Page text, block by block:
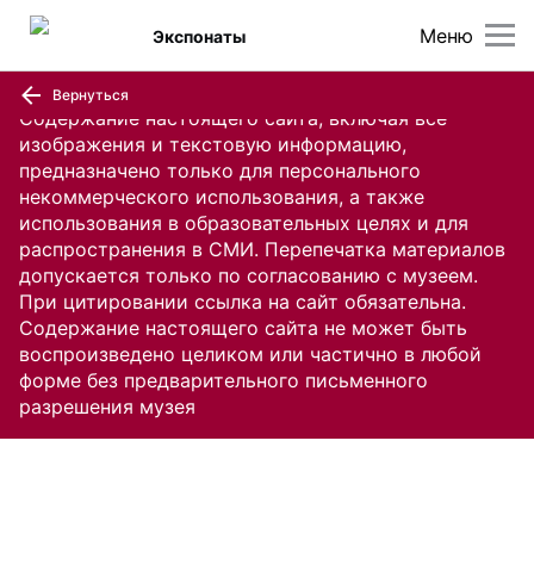
Содержание настоящего сайта, включая все
изображения и текстовую информацию,
предназначено только для персонального
некоммерческого использования, а также
использования в образовательных целях и для
распространения в СМИ. Перепечатка материалов
допускается только по согласованию с музеем.
При цитировании ссылка на сайт обязательна.
Содержание настоящего сайта не может быть
воспроизведено целиком или частично в любой
форме без предварительного письменного
разрешения музея
Меню
Экспонаты
Вернуться